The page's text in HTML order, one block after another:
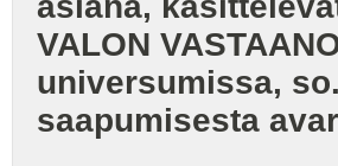
VALON
universumissa,
saapumisesta